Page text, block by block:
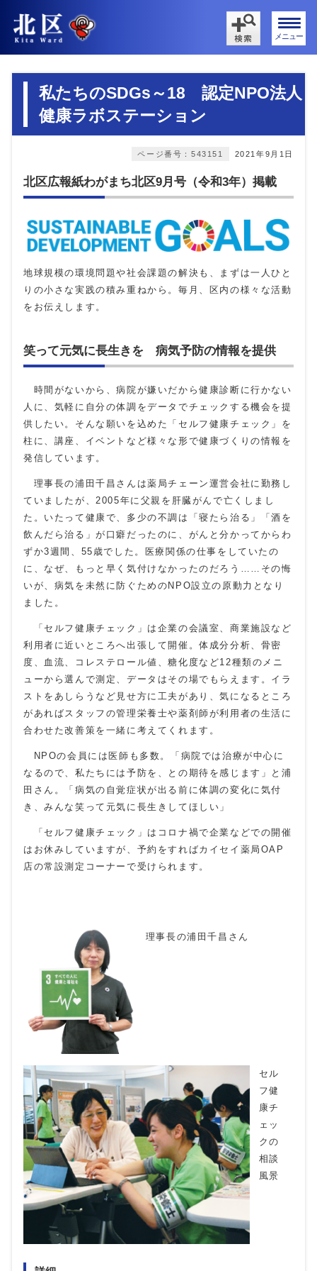
メニュー
私たちのSDGs～18 認定NPO法人
健康ラボステーション
2021年9月1日
ページ番号：543151
北区広報紙わがまち北区9月号（令和3年）掲載
地球規模の環境問題や社会課題の解決も、まずは一人ひと
りの小さな実践の積み重ねから。毎月、区内の様々な活動
をお伝えします。
笑って元気に長生きを 病気予防の情報を提供
時間がないから、病院が嫌いだから健康診断に行かない
人に、気軽に自分の体調をデータでチェックする機会を提
供したい。そんな願いを込めた「セルフ健康チェック」を
柱に、講座、イベントなど様々な形で健康づくりの情報を
発信しています。
理事長の浦田千昌さんは薬局チェーン運営会社に勤務し
ていましたが、2005年に父親を肝臓がんで亡くしまし
た。いたって健康で、多少の不調は「寝たら治る」「酒を
飲んだら治る」が口癖だったのに、がんと分かってからわ
ずか3週間、55歳でした。医療関係の仕事をしていたの
に、なぜ、もっと早く気付けなかったのだろう……その悔
いが、病気を未然に防ぐためのNPO設立の原動力となり
ました。
「セルフ健康チェック」は企業の会議室、商業施設など
利用者に近いところへ出張して開催。体成分分析、骨密
度、血流、コレステロール値、糖化度など12種類のメニ
ューから選んで測定、データはその場でもらえます。イラ
ストをあしらうなど見せ方に工夫があり、気になるところ
があればスタッフの管理栄養士や薬剤師が利用者の生活に
合わせた改善策を一緒に考えてくれます。
NPOの会員には医師も多数。「病院では治療が中心に
なるので、私たちには予防を、との期待を感じます」と浦
田さん。「病気の自覚症状が出る前に体調の変化に気付
き、みんな笑って元気に長生きしてほしい」
「セルフ健康チェック」はコロナ禍で企業などでの開催
はお休みしていますが、予約をすればカイセイ薬局OAP
店の常設測定コーナーで受けられます。
理事長の浦田千昌さん
セル
フ健
康チ
ェッ
クの
相談
風景